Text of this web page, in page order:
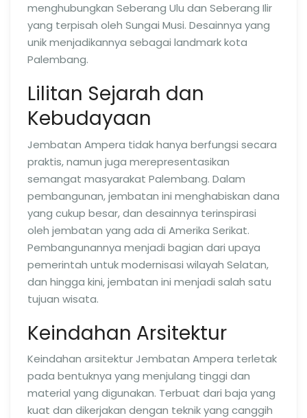
menghubungkan Seberang Ulu dan Seberang Ilir
yang terpisah oleh Sungai Musi. Desainnya yang
unik menjadikannya sebagai landmark kota
Palembang.
Lilitan Sejarah dan
Kebudayaan
Jembatan Ampera tidak hanya berfungsi secara
praktis, namun juga merepresentasikan
semangat masyarakat Palembang. Dalam
pembangunan, jembatan ini menghabiskan dana
yang cukup besar, dan desainnya terinspirasi
oleh jembatan yang ada di Amerika Serikat.
Pembangunannya menjadi bagian dari upaya
pemerintah untuk modernisasi wilayah Selatan,
dan hingga kini, jembatan ini menjadi salah satu
tujuan wisata.
Keindahan Arsitektur
Keindahan arsitektur Jembatan Ampera terletak
pada bentuknya yang menjulang tinggi dan
material yang digunakan. Terbuat dari baja yang
kuat dan dikerjakan dengan teknik yang canggih